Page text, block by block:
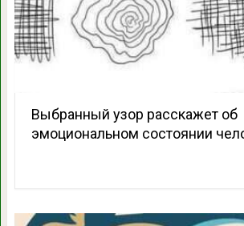
Выбранный узор расскажет об
эмоциональном состоянии